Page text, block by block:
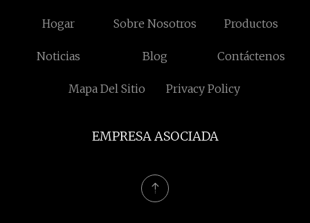
Hogar Sobre Nosotros Productos
Noticias Blog Contáctenos
Mapa Del Sitio Privacy Policy
EMPRESA ASOCIADA